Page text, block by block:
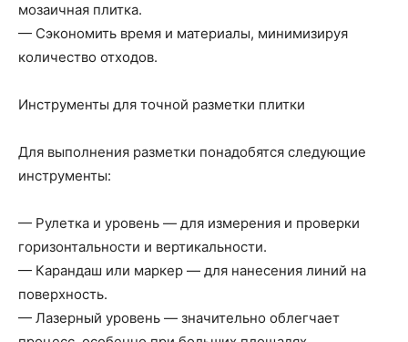
мозаичная плитка.
— Сэкономить время и материалы, минимизируя
количество отходов.
Инструменты для точной разметки плитки
Для выполнения разметки понадобятся следующие
инструменты:
— Рулетка и уровень — для измерения и проверки
горизонтальности и вертикальности.
— Карандаш или маркер — для нанесения линий на
поверхность.
— Лазерный уровень — значительно облегчает